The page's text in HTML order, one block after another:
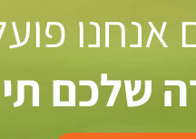
אנחנו
שלכם